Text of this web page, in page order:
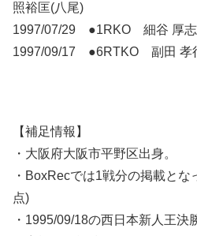
照裕匡(八尾)
1997/07/29 ●1RKO 細谷 厚志
1997/09/17 ●6RTKO 副田 孝
【補足情報】
・大阪府大阪市平野区出身。
・BoxRecでは1戦分の掲載と
点)
・1995/09/18の西日本新人王決